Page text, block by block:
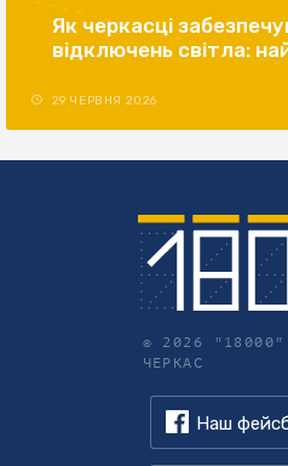
Як черкасці
відключень світла:
29 ЧЕРВНЯ 2026
© 2026
ЧЕРКАС
Наш